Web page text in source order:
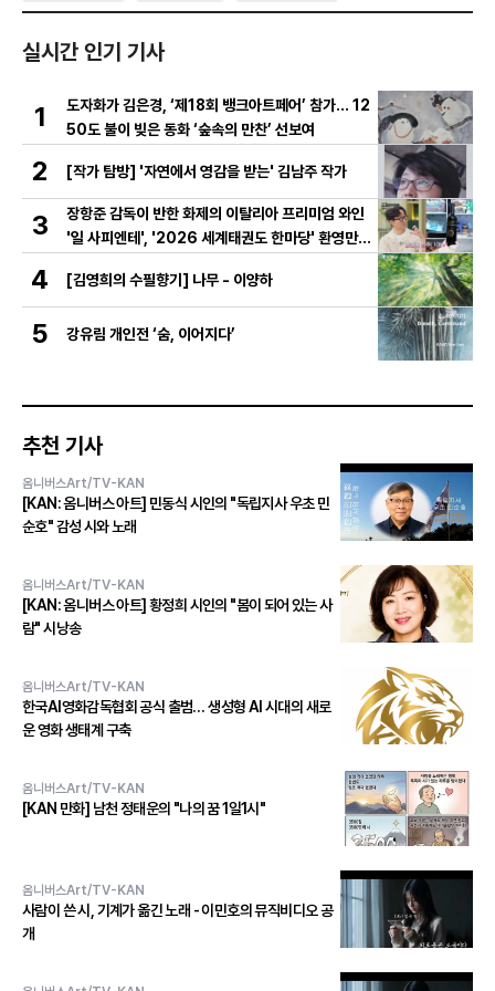
실시간 인기 기사
1
도자화가 김은경, ‘제18회 뱅크아트페어’ 참가… 12
50도 불이 빚은 동화 ‘숲속의 만찬’ 선보여
2 [작가 탐방] '자연에서 영감을 받는' 김남주 작가
3
장항준 감독이 반한 화제의 이탈리아 프리미엄 와인
'일 사피엔테', '2026 세계태권도 한마당' 환영만찬
4 [김영희의 수필향기] 나무 - 이양하
5 강유림 개인전 ‘숨, 이어지다’
추천 기사
옴니버스Art/TV-KAN
[KAN: 옴니버스 아트] 민동식 시인의 "독립지사 우초 민
순호" 감성 시와 노래
옴니버스Art/TV-KAN
[KAN: 옴니버스 아트] 황정희 시인의 "봄이 되어 있는 사
람" 시낭송
옴니버스Art/TV-KAN
한국AI영화감독협회 공식 출범… 생성형 AI 시대의 새로
운 영화 생태계 구축
옴니버스Art/TV-KAN
[KAN 만화] 남천 정태운의 "나의 꿈 1일1시"
옴니버스Art/TV-KAN
사람이 쓴 시, 기계가 옮긴 노래 - 이민호의 뮤직비디오 공
개